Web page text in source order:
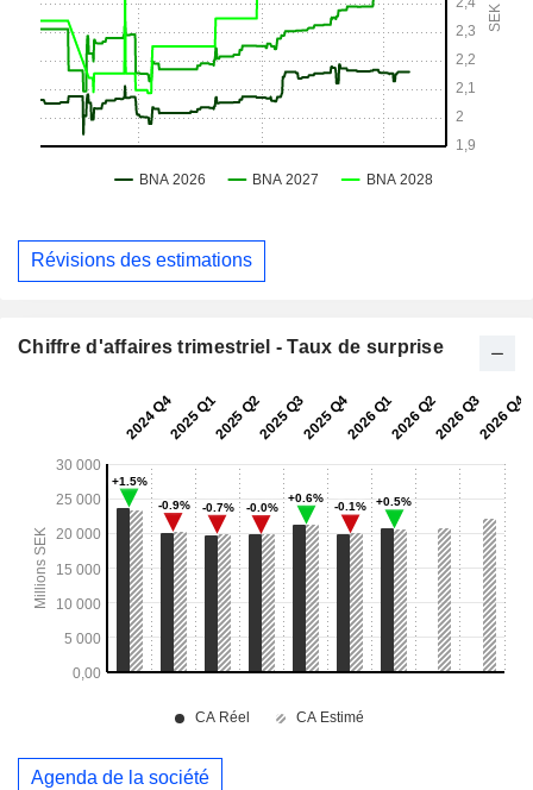
Révisions des estimations
Chiffre d'affaires trimestriel - Taux de surprise
Agenda de la société